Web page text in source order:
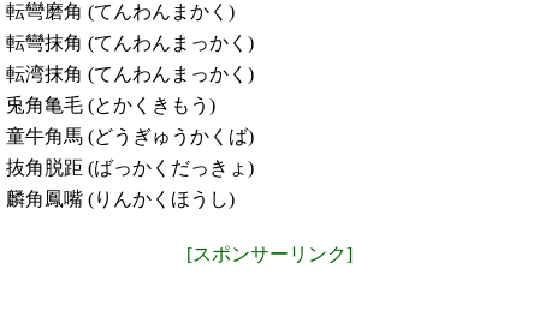
転彎磨角 (てんわんまかく)
転彎抹角 (てんわんまっかく)
転湾抹角 (てんわんまっかく)
兎角亀毛 (とかくきもう)
童牛角馬 (どうぎゅうかくば)
抜角脱距 (ばっかくだっきょ)
麟角鳳嘴 (りんかくほうし)
[スポンサーリンク]